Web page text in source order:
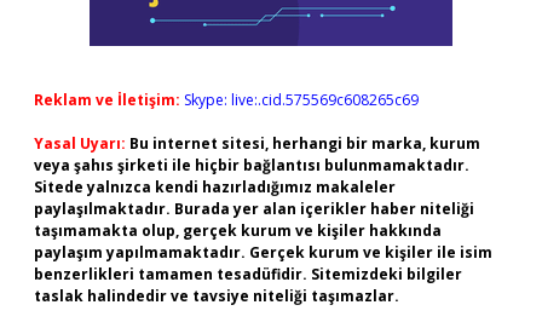
Reklam ve İletişim: Skype: live:.cid.575569c608265c69
Yasal Uyarı: Bu internet sitesi, herhangi bir marka, kurum
veya şahıs şirketi ile hiçbir bağlantısı bulunmamaktadır.
Sitede yalnızca kendi hazırladığımız makaleler
paylaşılmaktadır. Burada yer alan içerikler haber niteliği
taşımamakta olup, gerçek kurum ve kişiler hakkında
paylaşım yapılmamaktadır. Gerçek kurum ve kişiler ile isim
benzerlikleri tamamen tesadüfidir. Sitemizdeki bilgiler
taslak halindedir ve tavsiye niteliği taşımazlar.